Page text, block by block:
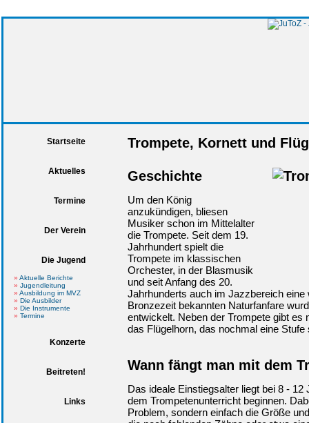
Startseite
Aktuelles
Termine
Der Verein
Die Jugend
Aktuelle Berichte
Jugendleitung
Ausbildung im MVZ
Die Ausbilder
Die Instrumente
Termine
Konzerte
Beitreten!
Links
Trompete, Kornett und
Geschichte
Um den König
anzukündigen, bliesen
Musiker schon im Mittelalter
die Trompete. Seit dem 19.
Jahrhundert spielt die
Trompete im klassischen
Orchester, in der Blasmusik
und seit Anfang des 20.
Jahrhunderts auch im Jazzbereich
Bronzezeit bekannten Naturfanfare
entwickelt. Neben der Trompete gibt
das Flügelhorn, das nochmal eine Stufe
Wann fängt man mit dem
Das ideale Einstiegsalter liegt bei 8 -
dem Trompetenunterricht beginnen.
Problem, sondern einfach die Größe